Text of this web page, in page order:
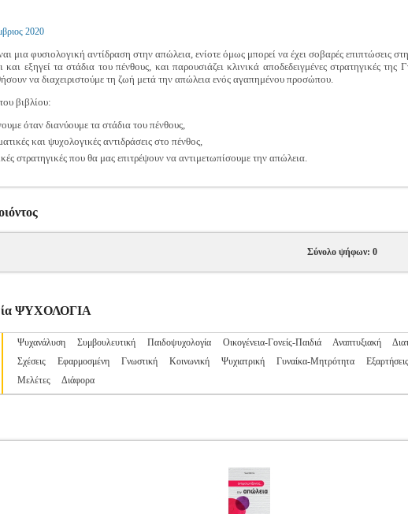
2020
μια φυσιολογική αντίδραση στην απώλεια, ενίοτε όμως μπορεί να έχει σοβαρές επιπτώσεις
και εξηγεί τα στάδια του πένθους, και παρουσιάζει κλινικά αποδεδειγμένες στρατηγικές
να διαχειριστούμε τη ζωή μετά την απώλεια ενός αγαπημένου προσώπου.
βιβλίου:
όταν διανύουμε τα στάδια του πένθους,
και ψυχολογικές αντιδράσεις στο πένθος,
στρατηγικές που θα μας επιτρέψουν να αντιμετωπίσουμε την απώλεια.
Σύνολο ψήφων: 0
ΨΥΧΟΛΟΓΙΑ
Ψυχανάλυση Συμβουλευτική Παιδοψυχολογία Οικογένεια-Γονείς-Παιδιά Αναπτυξιακή
Σχέσεις
Εφαρμοσμένη Γνωστική Κοινωνική Ψυχιατρική Γυναίκα-Μητρότητα Εξαρτήσεις
Μελέτες
Διάφορα